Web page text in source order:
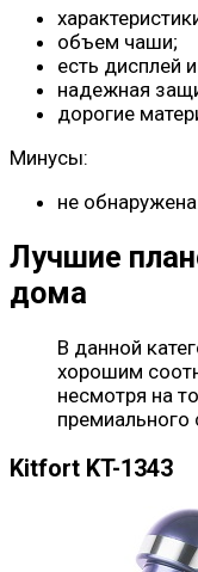
объем чаши;
есть дисплей
надежная
дорогие
Минусы:
не обнаружена.
Лучшие
дома
В данной
хорошим
несмотря на
премиального
Kitfort KT-1343